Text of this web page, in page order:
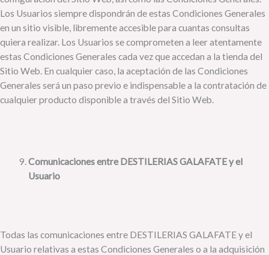
Los Usuarios siempre dispondrán de estas Condiciones Generales
en un sitio visible, libremente accesible para cuantas consultas
quiera realizar. Los Usuarios se comprometen a leer atentamente
estas Condiciones Generales cada vez que accedan a la tienda del
Sitio Web. En cualquier caso, la aceptación de las Condiciones
Generales será un paso previo e indispensable a la contratación de
cualquier producto disponible a través del Sitio Web.
Comunicaciones entre DESTILERIAS GALAFATE y el
Usuario
Todas las comunicaciones entre DESTILERIAS GALAFATE y el
Usuario relativas a estas Condiciones Generales o a la adquisición